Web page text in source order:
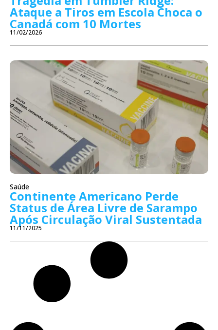
Ataque a Tiros em Escola Choca o
Canadá com 10 Mortes
11/02/2026
Saúde
Continente Americano Perde
Status de Área Livre de Sarampo
Após Circulação Viral Sustentada
11/11/2025